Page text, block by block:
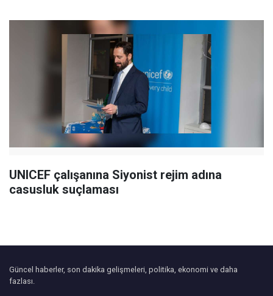
UNICEF çalışanına Siyonist rejim adına
casusluk suçlaması
Güncel haberler, son dakika gelişmeleri, politika, ekonomi ve daha
fazlası.